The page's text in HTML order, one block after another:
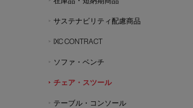
サステナビリティ配慮商品
IXC CONTRACT
ソファ・ベンチ
チェア・スツール
テーブル・コンソール